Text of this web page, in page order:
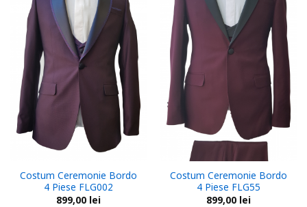
Costum Ceremonie Bordo
4 Piese FLG002
899,00 lei
Costum Ceremonie Bordo
4 Piese FLG55
899,00 lei